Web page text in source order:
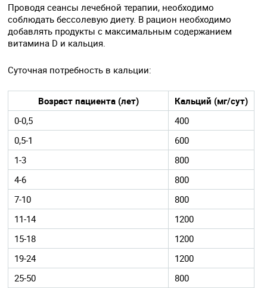
Проводя сеансы лечебной терапии, необходимо
соблюдать бессолевую диету. В рацион необходимо
добавлять продукты с максимальным содержанием
витамина D и кальция.
Суточная потребность в кальции:
Возраст пациента (лет)
Кальций (мг/сут)
0-0,5
400
0,5-1
600
1-3
800
4-6
800
7-10
800
11-14
1200
15-18
1200
19-24
1200
25-50
800